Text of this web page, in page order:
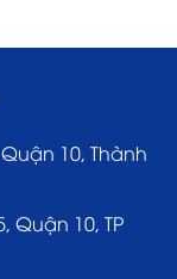
10, Thành
Quận 10, TP